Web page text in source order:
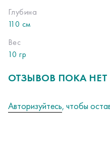
Глубина
110 см
Вес
10 гр
ОТЗЫВОВ ПОКА НЕТ
Авторизуйтесь, чтобы